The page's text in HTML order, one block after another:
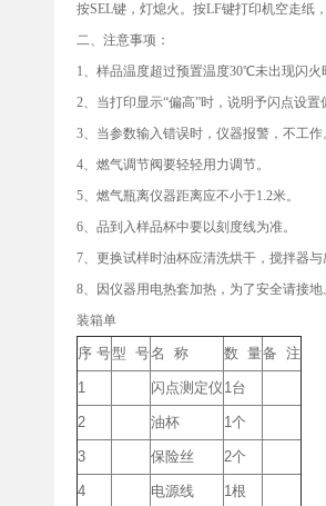
按SEL键，灯熄火。按LF键打印机空走纸
二、注意事项：
1、样品温度超过预置温度30℃未出现闪
2、当打印显示“偏高”时，说明予闪点设
3、当参数输入错误时，仪器报警，不工作
4、燃气调节阀要轻轻用力调节。
5、燃气瓶离仪器距离应不小于1.2米。
6、品到入样品杯中要以刻度线为准。
7、更换试样时油杯应清洗烘干，搅拌器
8、因仪器用电热套加热，为了安全请接地
装箱单
序 号型 号名 称 数 量备 注
1 闪点测定仪 1台
2 油杯 1个
3 保险丝 2个
4 电源线 1根